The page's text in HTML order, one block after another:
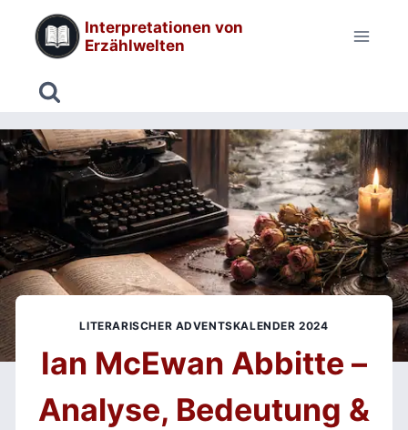
Inhalt
springen
Interpretationen von
Erzählwelten
LITERARISCHER ADVENTSKALENDER 2024
Ian McEwan Abbitte –
Analyse, Bedeutung &